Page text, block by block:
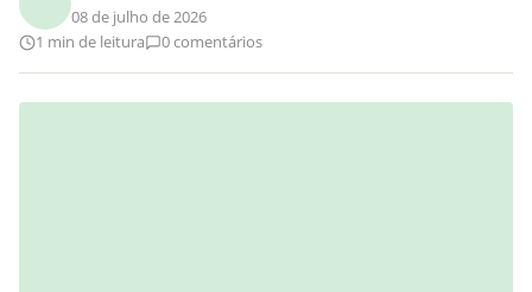
08 de julho de 2026
1 min de leitura
0 comentários